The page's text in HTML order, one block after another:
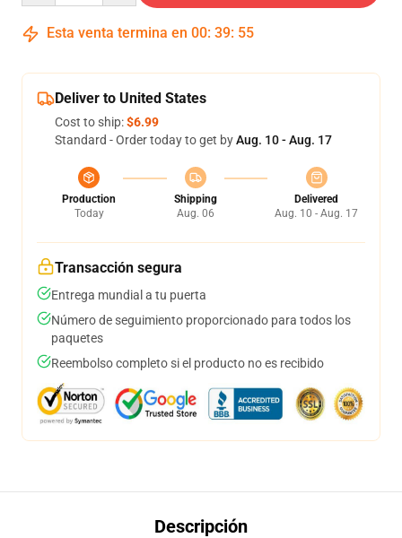
Esta venta termina en 00: 39: 54
Deliver to United States
Cost to ship:$6.99
Standard - Order today to get byAug. 10 - Aug. 17
Production
Today
Shipping
Aug. 06
Delivered
Aug. 10 - Aug. 17
Transacción segura
Entrega mundial a tu puerta
Número de seguimiento proporcionado para todos los
paquetes
Reembolso completo si el producto no es recibido
Descripción